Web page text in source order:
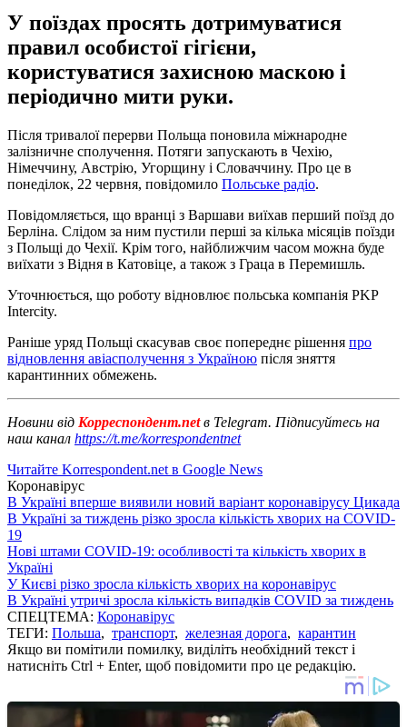
У поїздах просять дотримуватися
правил особистої гігієни,
користуватися захисною маскою і
періодично мити руки.
Після тривалої перерви Польща поновила міжнародне
залізничне сполучення. Потяги запускають в Чехію,
Німеччину, Австрію, Угорщину і Словаччину. Про це в
понеділок, 22 червня, повідомило Польське радіо.
Повідомляється, що вранці з Варшави виїхав перший поїзд до
Берліна. Слідом за ним пустили перші за кілька місяців поїзди
з Польщі до Чехії. Крім того, найближчим часом можна буде
виїхати з Відня в Катовіце, а також з Граца в Перемишль.
Уточнюється, що роботу відновлює польська компанія PKP
Intercity.
Раніше уряд Польщі скасував своє попереднє рішення про
відновлення авіасполучення з Україною після зняття
карантинних обмежень.
Новини від Корреспондент.netв Telegram. Підписуйтесь на
наш канал https://t.me/korrespondentnet
Читайте Korrespondent.net в Google News
Коронавірус
В Україні вперше виявили новий варіант коронавірусу Цикада
В Україні за тиждень різко зросла кількість хворих на COVID-
19
Нові штами COVID-19: особливості та кількість хворих в
Україні
У Києві різко зросла кількість хворих на коронавірус
В Україні утричі зросла кількість випадків COVID за тиждень
СПЕЦТЕМА: Коронавірус
ТЕГИ: Польша, транспорт, железная дорога, карантин
Якщо ви помітили помилку, виділіть необхідний текст і
натисніть Ctrl + Enter, щоб повідомити про це редакцію.